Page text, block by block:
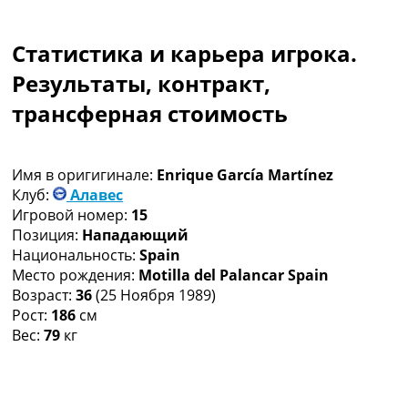
Чемпионат Мира
Украина. Премьер-Лига
Украина. Первая Лига
Лига Чемпионов
Другие Турниры >>>
Таблицы
Таблицы групп Чемпионата Мира
Украина. Премьер-Лига
Украина. Первая Лига
Лига Чемпионов. Таблицы групп
Англия. Премьер-Лига
Испания. Ла Лига
Статистика и карьера игрока.
Результаты, контракт,
трансферная стоимость
Имя в оригигинале: Enrique García Martínez
Клуб:
Алавес
Игровой номер: 15
Позиция: Нападающий
Национальность: Spain
Место рождения: Motilla del Palancar Spain
Возраст: 36(25 Ноября 1989)
Рост: 186 см
Вес: 79 кг